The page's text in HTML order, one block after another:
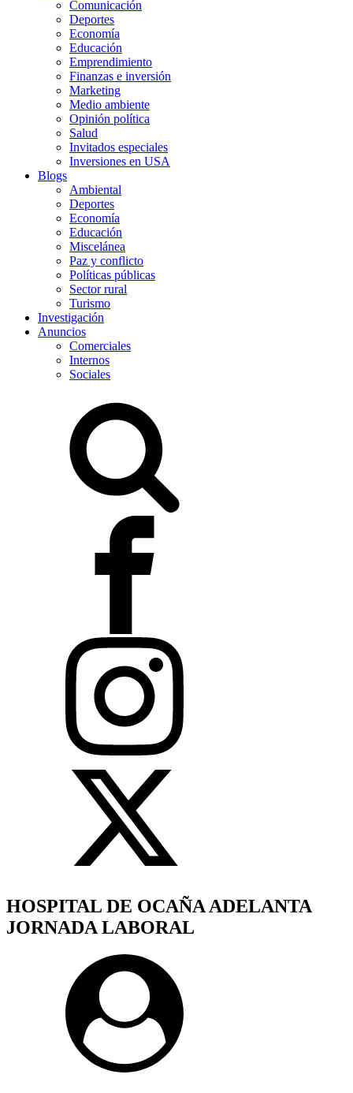
Comunicación
Deportes
Economía
Educación
Emprendimiento
Finanzas e inversión
Marketing
Medio ambiente
Opinión política
Salud
Invitados especiales
Inversiones en USA
Blogs
Ambiental
Deportes
Economía
Educación
Miscelánea
Paz y conflicto
Políticas públicas
Sector rural
Turismo
Investigación
Anuncios
Comerciales
Internos
Sociales
HOSPITAL DE OCAÑA ADELANTA
JORNADA LABORAL